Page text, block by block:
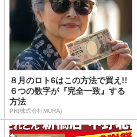
８月のロト6はこの方法で買え!!
６つの数字が『完全一致』する
方法
PR(株式会社MURA)